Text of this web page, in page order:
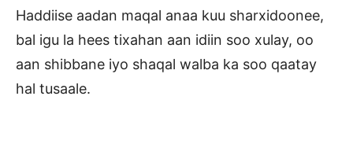
Haddiise aadan maqal anaa kuu sharxidoonee,
bal igu la hees tixahan aan idiin soo xulay, oo
aan shibbane iyo shaqal walba ka soo qaatay
hal tusaale.